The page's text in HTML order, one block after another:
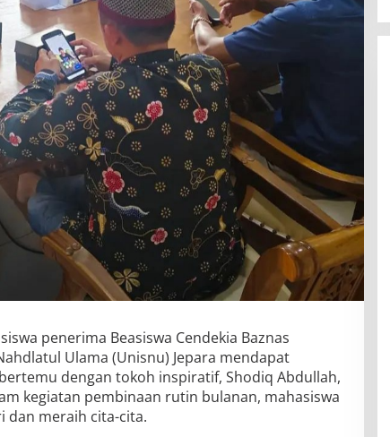
penerima Beasiswa Cendekia Baznas
Ulama (Unisnu) Jepara mendapat
dengan tokoh inspiratif, Shodiq Abdullah,
kegiatan pembinaan rutin bulanan, mahasiswa
dan meraih cita-cita.